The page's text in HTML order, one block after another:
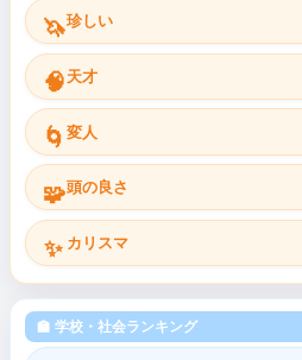
🦄珍しい
🧠 天才
🌀 変人
🧩頭の良さ
✨ カリスマ
🏫 学校・社会ランキング